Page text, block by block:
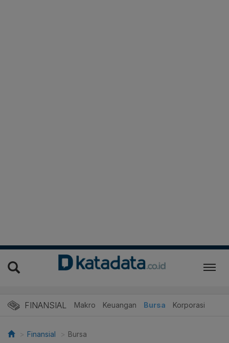
FINANSIAL Makro Keuangan Bursa Korporasi
Finansial Bursa